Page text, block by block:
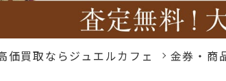
価買取ならジュエルカフェ
金券・商